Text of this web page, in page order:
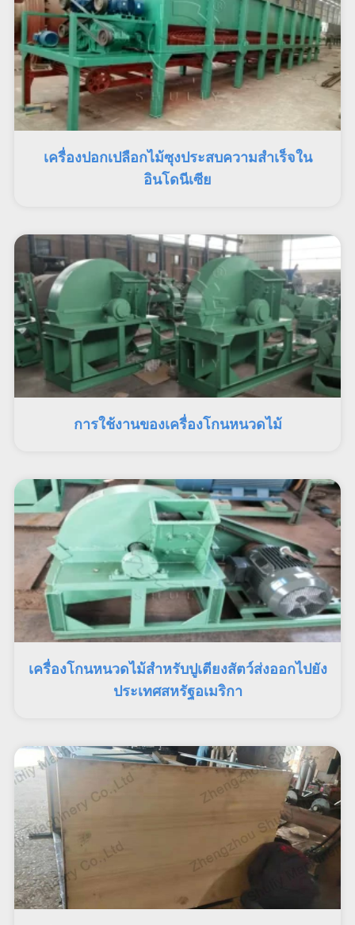
เครื่องปอกเปลือกไม้ซุงประสบความสำเร็จใน
อินโดนีเซีย
การใช้งานของเครื่องโกนหนวดไม้
เครื่องโกนหนวดไม้สำหรับปูเตียงสัตว์ส่งออกไปยัง
ประเทศสหรัฐอเมริกา